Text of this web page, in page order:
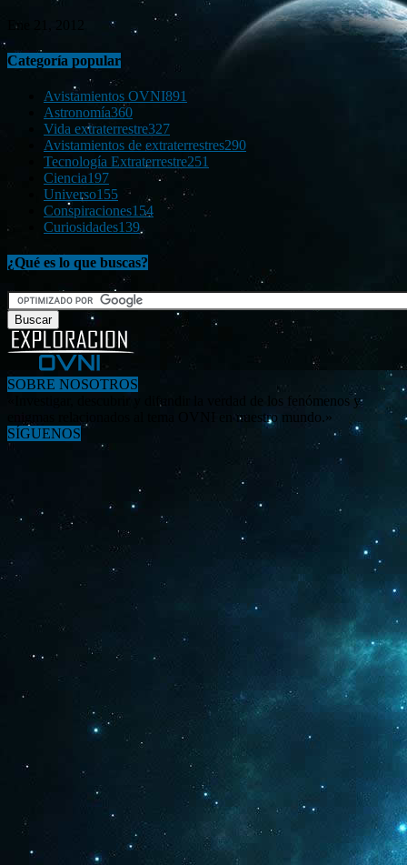
Ene 21, 2012
Categoría popular
Avistamientos OVNI891
Astronomía360
Vida extraterrestre327
Avistamientos de extraterrestres290
Tecnología Extraterrestre251
Ciencia197
Universo155
Conspiraciones154
Curiosidades139
¿Qué es lo que buscas?
SOBRE NOSOTROS
«Investigar, descubrir y difundir la verdad de los fenómenos y
enigmas relacionados al tema OVNI en nuestro mundo.»
SÍGUENOS